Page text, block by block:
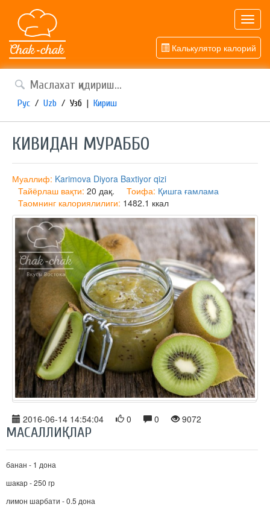
Калькулятор калорий
Рус / Uzb / Узб | Кириш
КИВИДАН МУРАББО
Муаллиф: Karimova Diyora Baxtiyor qizi
Тайёрлаш вақти: 20 дақ. Тоифа: Қишга ғамлама
Таомнинг калориялилиги: 1482.1 ккал
2016-06-14 14:54:04 0 0 9072
МАСАЛЛИҚЛАР
банан - 1 дона
шакар - 250 гр
лимон шарбати - 0.5 дона